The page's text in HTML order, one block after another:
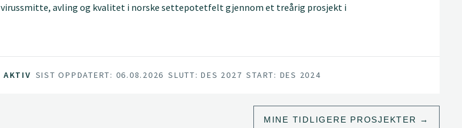
virussmitte, avling og kvalitet i norske settepotetfelt gjennom et treårig prosjekt i
AKTIV SIST OPPDATERT: 06.08.2026 SLUTT: DES 2027 START: DES 2024
MINE TIDLIGERE PROSJEKTER